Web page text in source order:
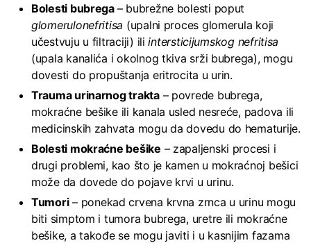
Bolesti bubrega – bubrežne bolesti poput
glomerulonefritisa (upalni proces glomerula koji
učestvuju u filtraciji) iliintersticijumskog nefritisa
(upala kanalića i okolnog tkiva srži bubrega), mogu
dovesti do propuštanja eritrocita u urin.
Trauma urinarnog trakta– povrede bubrega,
mokraćne bešike ili kanala usled nesreće, padova ili
medicinskih zahvata mogu da dovedu do hematurije.
Bolesti mokraćne bešike – zapaljenski procesi i
drugi problemi, kao što je kamen u mokraćnoj bešici
može da dovede do pojave krvi u urinu.
Tumori– ponekad crvena krvna zrnca u urinu mogu
biti simptom i tumora bubrega, uretre ili mokraćne
bešike, a takođe se mogu javiti i u kasnijim fazama